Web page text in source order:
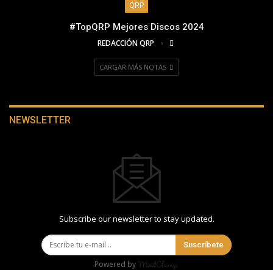
QRP
#TopQRP Mejores Discos 2024
REDACCIÓN QRP
CARGAR MÁS NOTAS
NEWSLETTER
Subscribe our newsletter to stay updated.
Suscríbete
Powered by